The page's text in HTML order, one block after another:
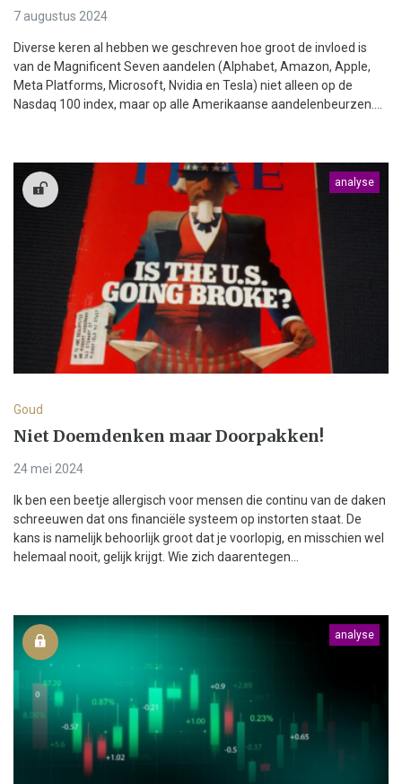
7 augustus 2024
Diverse keren al hebben we geschreven hoe groot de invloed is
van de Magnificent Seven aandelen (Alphabet, Amazon, Apple,
Meta Platforms, Microsoft, Nvidia en Tesla) niet alleen op de
Nasdaq 100 index, maar op alle Amerikaanse aandelenbeurzen....
analyse
Goud
Niet Doemdenken maar Doorpakken!
24 mei 2024
Ik ben een beetje allergisch voor mensen die continu van de daken
schreeuwen dat ons financiële systeem op instorten staat. De
kans is namelijk behoorlijk groot dat je voorlopig, en misschien wel
helemaal nooit, gelijk krijgt. Wie zich daarentegen...
analyse